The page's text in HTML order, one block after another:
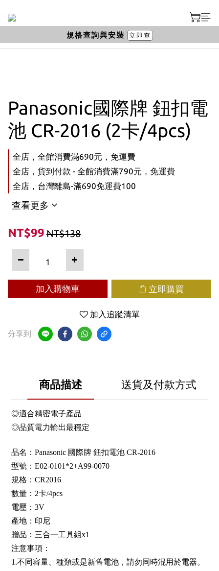
Panasonic國際牌 鈕扣電
池 CR-2016 (2卡/4pcs)
全店，全館消費滿690元，免運費
全店，貨到付款 - 全館消費滿790元，免運費
全店，台灣離島-滿690免運費100
查看更多
NT$99 NT$138
加入購物車 立即購買
加入追蹤清單
分享到
商品描述 送貨及付款方式
◎適合精密電子產品
◎品質電力輸出最穩定
品名：Panasonic 國際牌 鈕扣電池 CR-2016
型號：E02-0101*2+A99-0070
規格：CR2016
數量：2卡/4pcs
電壓：3V
產地：印尼
贈品：三合一工具組x1
注意事項：
1.不同容量、種類或是新舊電池，請勿同時混用於電器。
規格查詢與安裝 立即查